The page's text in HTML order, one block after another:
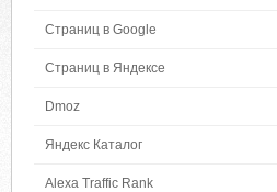
Страниц в Google
Страниц в Яндексе
Dmoz
Яндекс Каталог
Alexa Traffic Rank